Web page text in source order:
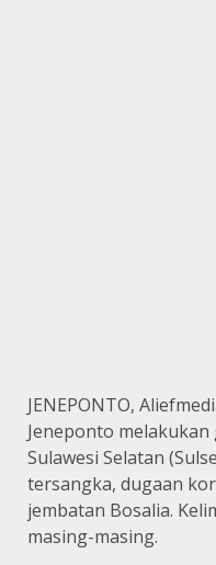
JENEPONTO,
Jeneponto
Sulawesi Selatan
tersangka, dugaan
jembatan Bosalia.
masing-masing.